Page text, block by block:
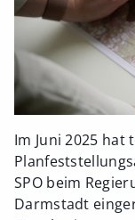
Im Juni 2025 hat
SPO beim
Darmstadt